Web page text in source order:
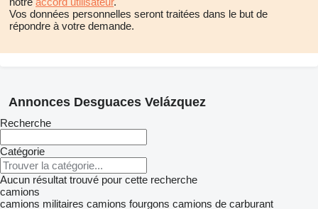
Vos données personnelles seront traitées dans le but de
répondre à votre demande.
Annonces Desguaces Velázquez
Recherche
Catégorie
Aucun résultat trouvé pour cette recherche
camions
camions militaires camions fourgons camions de carburant